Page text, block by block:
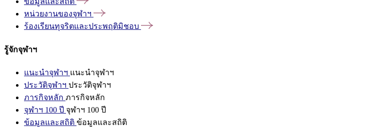
หน่วยงานของจุฬาฯ
ร้องเรียนทุจริตและประพฤติมิชอบ
รู้จักจุฬาฯ
แนะนำจุฬาฯ แนะนำจุฬาฯ
ประวัติจุฬาฯ ประวัติจุฬาฯ
ภารกิจหลัก ภารกิจหลัก
จุฬาฯ 100 ปี จุฬาฯ 100 ปี
ข้อมูลและสถิติ ข้อมูลและสถิติ